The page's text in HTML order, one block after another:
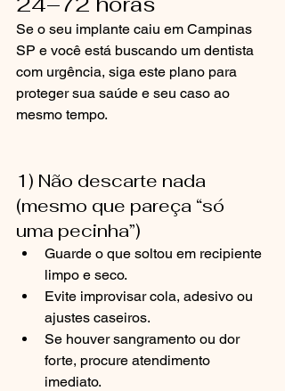
Se o seu implante caiu em Campinas
SP e você está buscando um dentista
com urgência, siga este plano para
proteger sua saúde e seu caso ao
mesmo tempo.
1) Não descarte nada
(mesmo que pareça “só
uma pecinha”)
Guarde o que soltou em recipiente
limpo e seco.
Evite improvisar cola, adesivo ou
ajustes caseiros.
Se houver sangramento ou dor
forte, procure atendimento
imediato.